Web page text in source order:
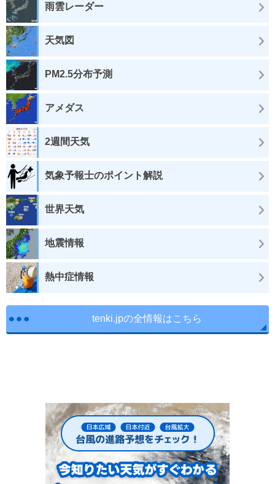
雨雲レーダー
天気図
PM2.5分布予測
アメダス
2週間天気
気象予報士のポイント解説
世界天気
地震情報
熱中症情報
tenki.jpの全情報はこちら